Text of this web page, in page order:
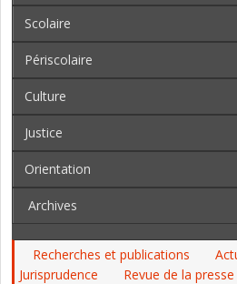
Scolaire
Périscolaire
Culture
Justice
Orientation
Archives
Recherches et publications
Jurisprudence
Revue de la